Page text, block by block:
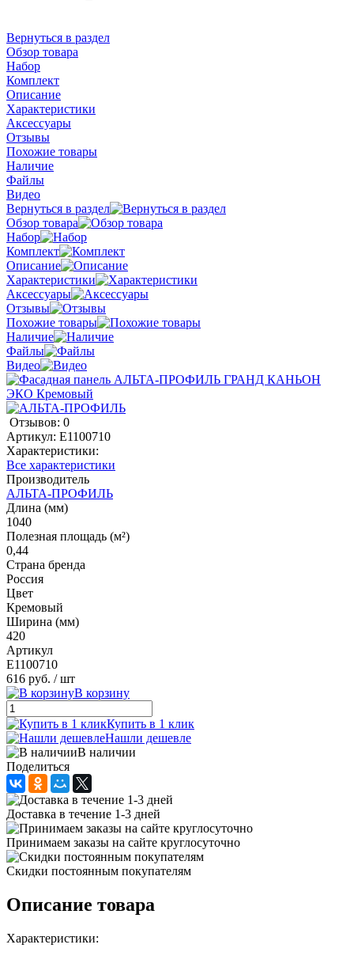
Вернуться в раздел
Обзор товара
Набор
Комплект
Описание
Характеристики
Аксессуары
Отзывы
Похожие товары
Наличие
Файлы
Видео
Вернуться в раздел
Обзор товара
Набор
Комплект
Описание
Характеристики
Аксессуары
Отзывы
Похожие товары
Наличие
Файлы
Видео
Отзывов: 0
Артикул: E1100710
Характеристики:
Все характеристики
Производитель
АЛЬТА-ПРОФИЛЬ
Длина (мм)
1040
Полезная площадь (м²)
0,44
Страна бренда
Россия
Цвет
Кремовый
Ширина (мм)
420
Артикул
E1100710
616 руб. / шт
В корзину
Купить в 1 клик
Нашли дешевле
В наличии
Поделиться
Доставка в течение 1-3 дней
Принимаем заказы на сайте круглосуточно
Скидки постоянным покупателям
Описание товара
Характеристики: